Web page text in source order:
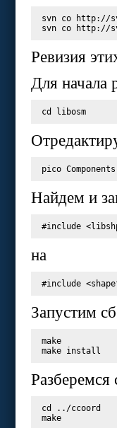
svn co http://
Ревизия
Для начала
cd
Найдем и
#include
на
#include
Запустим
make
Разберемся
cd
../ccoord